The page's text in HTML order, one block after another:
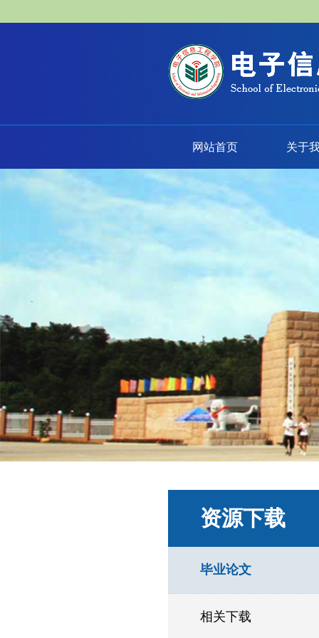
网站首页 关于
资源下载
毕业论文
相关下载